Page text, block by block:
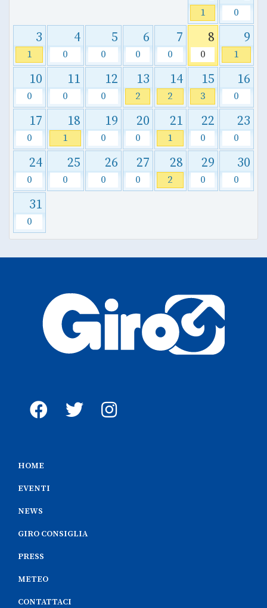
1 0
3
1
4
0
5
0
6
0
7
0
8
0
9
1
10
0
11
0
12
0
13
2
14
2
15
3
16
0
17
0
18
1
19
0
20
0
21
1
22
0
23
0
24
0
25
0
26
0
27
0
28
2
29
0
30
0
31
0
HOME
EVENTI
NEWS
GIRO CONSIGLIA
PRESS
METEO
CONTATTACI